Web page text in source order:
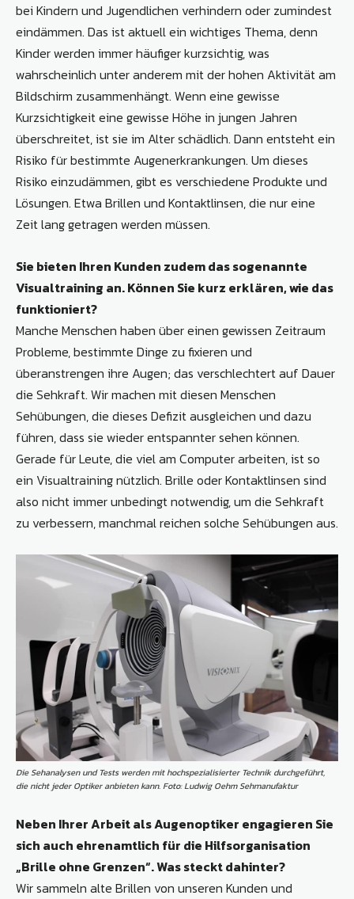
bei Kindern und Jugendlichen verhindern oder zumindest
eindämmen. Das ist aktuell ein wichtiges Thema, denn
Kinder werden immer häufiger kurzsichtig, was
wahrscheinlich unter anderem mit der hohen Aktivität am
Bildschirm zusammenhängt. Wenn eine gewisse
Kurzsichtigkeit eine gewisse Höhe in jungen Jahren
überschreitet, ist sie im Alter schädlich. Dann entsteht ein
Risiko für bestimmte Augenerkrankungen. Um dieses
Risiko einzudämmen, gibt es verschiedene Produkte und
Lösungen. Etwa Brillen und Kontaktlinsen, die nur eine
Zeit lang getragen werden müssen.
Sie bieten Ihren Kunden zudem das sogenannte
Visualtraining an. Können Sie kurz erklären, wie das
funktioniert?
Manche Menschen haben über einen gewissen Zeitraum
Probleme, bestimmte Dinge zu fixieren und
überanstrengen ihre Augen; das verschlechtert auf Dauer
die Sehkraft. Wir machen mit diesen Menschen
Sehübungen, die dieses Defizit ausgleichen und dazu
führen, dass sie wieder entspannter sehen können.
Gerade für Leute, die viel am Computer arbeiten, ist so
ein Visualtraining nützlich. Brille oder Kontaktlinsen sind
also nicht immer unbedingt notwendig, um die Sehkraft
zu verbessern, manchmal reichen solche Sehübungen aus.
Die Sehanalysen und Tests werden mit hochspezialisierter Technik durchgeführt,
die nicht jeder Optiker anbieten kann. Foto: Ludwig Oehm Sehmanufaktur
Neben Ihrer Arbeit als Augenoptiker engagieren Sie
sich auch ehrenamtlich für die Hilfsorganisation
„Brille ohne Grenzen“. Was steckt dahinter?
Wir sammeln alte Brillen von unseren Kunden und